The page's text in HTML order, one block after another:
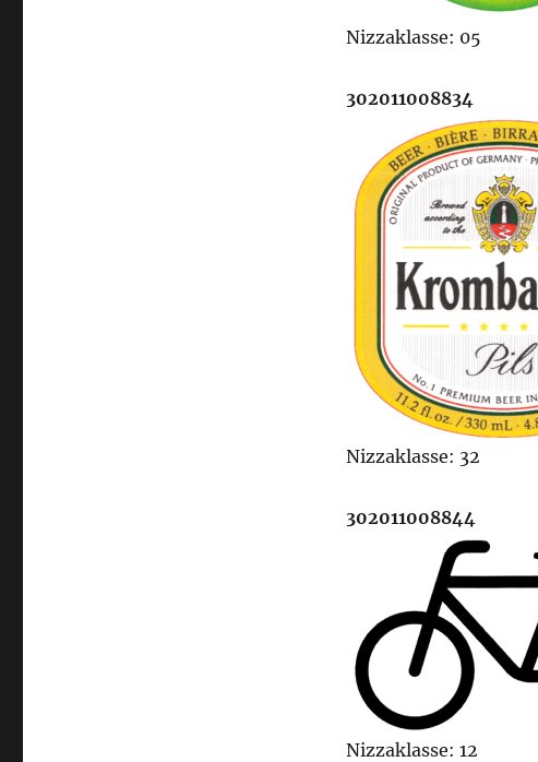
Nizzaklasse: 05
302011008834
Nizzaklasse: 32
302011008844
Nizzaklasse: 12